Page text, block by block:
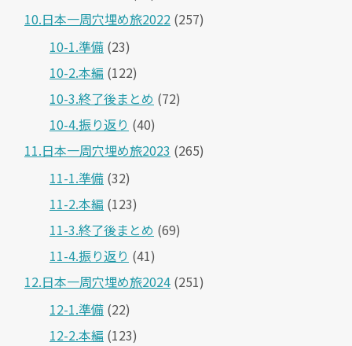
10.日本一周穴埋め旅2022 (257)
10-1.準備 (23)
10-2.本編 (122)
10-3.終了後まとめ (72)
10-4.振り返り (40)
11.日本一周穴埋め旅2023 (265)
11-1.準備 (32)
11-2.本編 (123)
11-3.終了後まとめ (69)
11-4.振り返り (41)
12.日本一周穴埋め旅2024 (251)
12-1.準備 (22)
12-2.本編 (123)